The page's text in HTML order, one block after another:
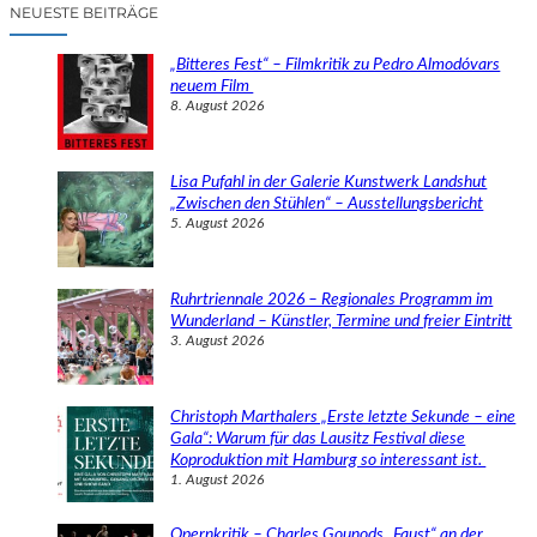
NEUESTE BEITRÄGE
„Bitteres Fest“ – Filmkritik zu Pedro Almodóvars
neuem Film
8. August 2026
Lisa Pufahl in der Galerie Kunstwerk Landshut
„Zwischen den Stühlen“ – Ausstellungsbericht
5. August 2026
Ruhrtriennale 2026 – Regionales Programm im
Wunderland – Künstler, Termine und freier Eintritt
3. August 2026
Christoph Marthalers „Erste letzte Sekunde – eine
Gala“: Warum für das Lausitz Festival diese
Koproduktion mit Hamburg so interessant ist.
1. August 2026